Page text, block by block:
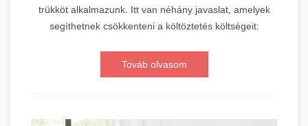
trükköt alkalmazunk. Itt van néhány javaslat, amelyek
segíthetnek csökkenteni a költöztetés költségeit:
Továb olvasom